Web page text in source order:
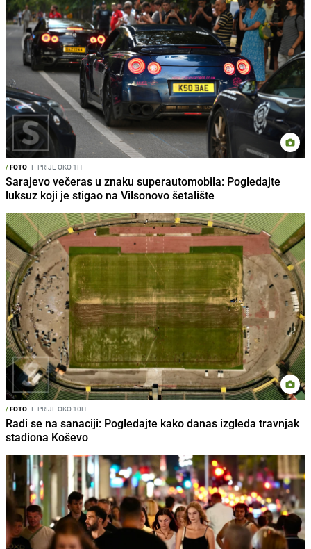
/FOTO I PRIJE OKO 1H
Sarajevo večeras u znaku superautomobila: Pogledajte
luksuz koji je stigao na Vilsonovo šetalište
/FOTO I PRIJE OKO 10H
Radi se na sanaciji: Pogledajte kako danas izgleda travnjak
stadiona Koševo